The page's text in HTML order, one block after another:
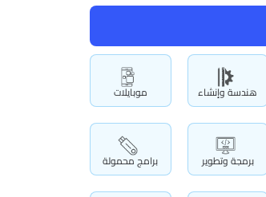
هندسة وإنشاء موبايلات
برمجة وتطوير برامج محمولة